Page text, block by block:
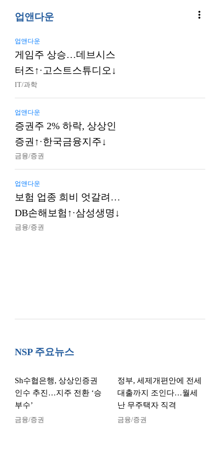
업앤다운 more_vert
업앤다운
게임주 상승…데브시스
터즈↑·고스트스튜디오↓
IT/과학
업앤다운
증권주 2% 하락, 상상인
증권↑·한국금융지주↓
금융/증권
업앤다운
보험 업종 희비 엇갈려…
DB손해보험↑·삼성생명↓
금융/증권
NSP 주요뉴스
Sh수협은행, 상상인증권
인수 추진…지주 전환 ‘승
부수’
금융/증권
정부, 세제개편안에 전세
대출까지 조인다…월세
난 무주택자 직격
금융/증권